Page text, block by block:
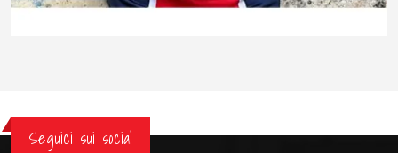
Seguici sui social